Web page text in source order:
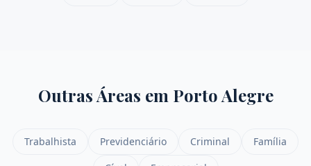
Outras Áreas em Porto Alegre
Trabalhista Previdenciário Criminal
Família